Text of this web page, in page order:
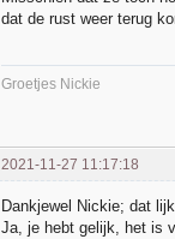
dat de rust weer terug
Groetjes Nickie
2021-11-27 11:17:18
Dankjewel Nickie; dat
Ja, je hebt gelijk, het is